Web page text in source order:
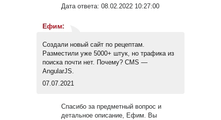
Дата ответа: 08.02.2022 10:27:00
Ефим:
Создали новый сайт по рецептам.
Разместили уже 5000+ штук, но трафика из
поиска почти нет. Почему? CMS —
AngularJS.
07.07.2021
Спасибо за предметный вопрос и
детальное описание, Ефим. Вы